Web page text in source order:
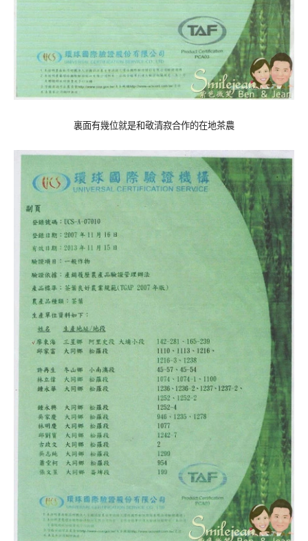
裏面有幾位就是和敬清寂合作的在地茶農